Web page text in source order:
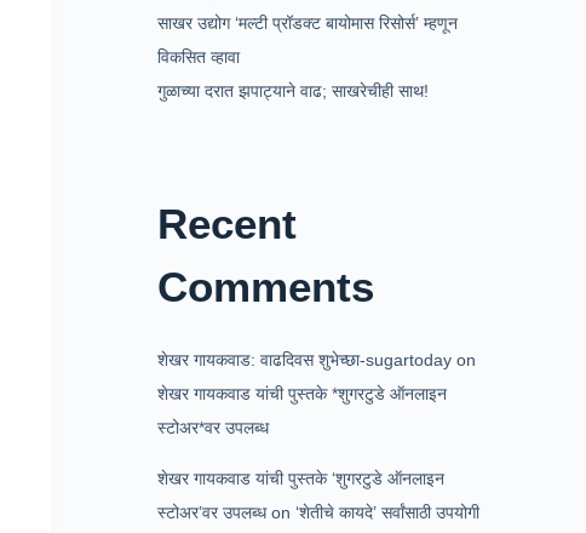
साखर उद्योग ‘मल्टी प्रॉडक्ट बायोमास रिसोर्स’ म्हणून
विकसित व्हावा
गुळाच्या दरात झपाट्याने वाढ; साखरेचीही साथ!
Recent
Comments
शेखर गायकवाड: वाढदिवस शुभेच्छा-sugartoday on
शेखर गायकवाड यांची पुस्तके *शुगरटुडे ऑनलाइन
स्टोअर*वर उपलब्ध
शेखर गायकवाड यांची पुस्तके ‘शुगरटुडे ऑनलाइन
स्टोअर’वर उपलब्धon‘शेतीचे कायदे’ सर्वांसाठी उपयोगी